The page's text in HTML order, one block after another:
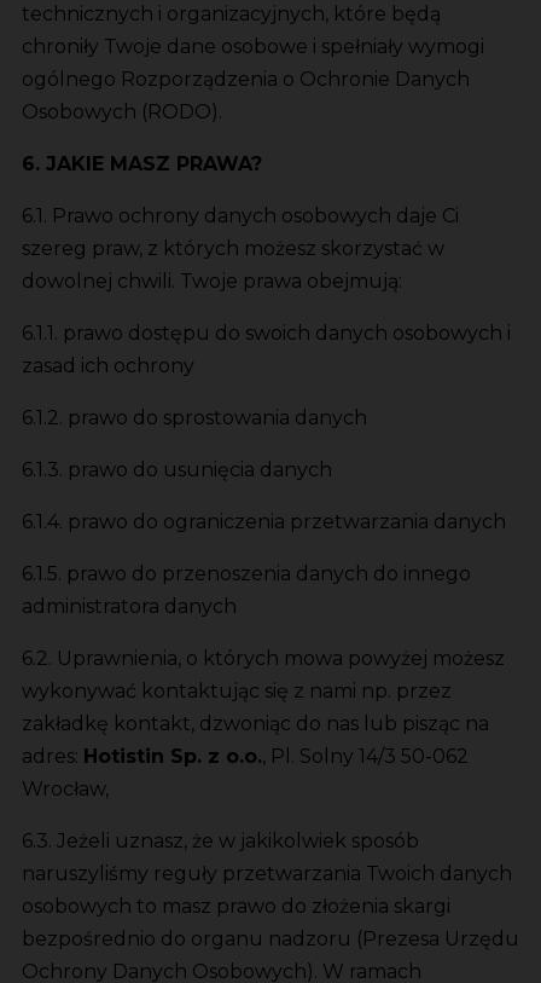
technicznych i organizacyjnych, które będą
chroniły Twoje dane osobowe i spełniały wymogi
ogólnego Rozporządzenia o Ochronie Danych
Osobowych (RODO).
6. JAKIE MASZ PRAWA?
6.1. Prawo ochrony danych osobowych daje Ci
szereg praw, z których możesz skorzystać w
dowolnej chwili. Twoje prawa obejmują:
6.1.1. prawo dostępu do swoich danych osobowych i
zasad ich ochrony
6.1.2. prawo do sprostowania danych
6.1.3. prawo do usunięcia danych
6.1.4. prawo do ograniczenia przetwarzania danych
6.1.5. prawo do przenoszenia danych do innego
administratora danych
6.2. Uprawnienia, o których mowa powyżej możesz
wykonywać kontaktując się z nami np. przez
zakładkę kontakt, dzwoniąc do nas lub pisząc na
adres: Hotistin Sp. z o.o., Pl. Solny 14/3 50-062
Wrocław,
6.3. Jeżeli uznasz, że w jakikolwiek sposób
naruszyliśmy reguły przetwarzania Twoich danych
osobowych to masz prawo do złożenia skargi
bezpośrednio do organu nadzoru (Prezesa Urzędu
Ochrony Danych Osobowych). W ramach